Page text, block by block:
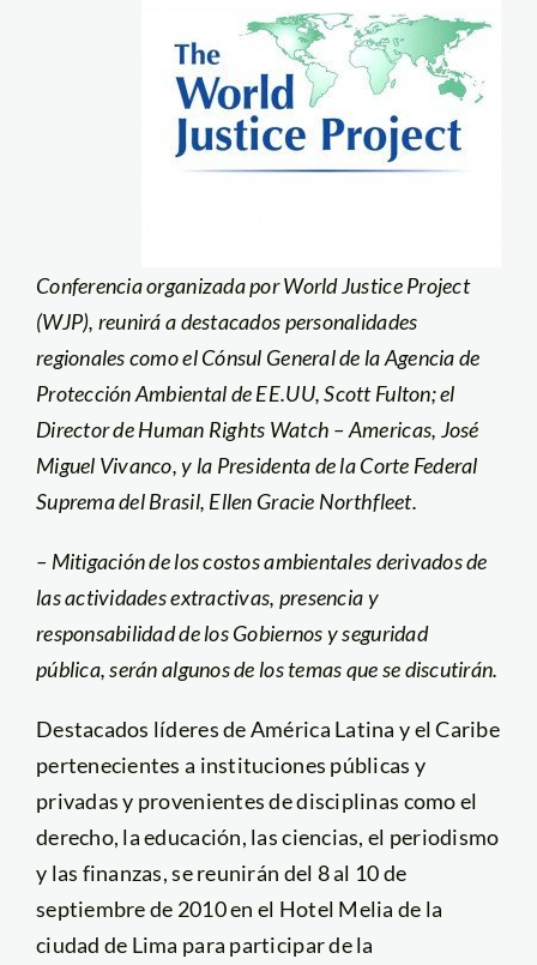
Conferencia organizada por World Justice Project
(WJP), reunirá a destacados personalidades
regionales como el Cónsul General de la Agencia de
Protección Ambiental de EE.UU, Scott Fulton; el
Director de Human Rights Watch – Americas, José
Miguel Vivanco, y la Presidenta de la Corte Federal
Suprema del Brasil, Ellen Gracie Northfleet.
– Mitigación de los costos ambientales derivados de
las actividades extractivas, presencia y
responsabilidad de los Gobiernos y seguridad
pública, serán algunos de los temas que se discutirán.
Destacados líderes de América Latina y el Caribe
pertenecientes a instituciones públicas y
privadas y provenientes de disciplinas como el
derecho, la educación, las ciencias, el periodismo
y las finanzas, se reunirán del 8 al 10 de
septiembre de 2010 en el Hotel Melia de la
ciudad de Lima para participar de la